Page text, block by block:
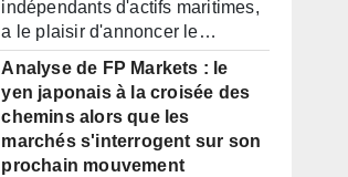
indépendants d'actifs maritimes,
a le plaisir d'annoncer le…
Analyse de FP Markets : le
yen japonais à la croisée des
chemins alors que les
marchés s'interrogent sur son
prochain mouvement